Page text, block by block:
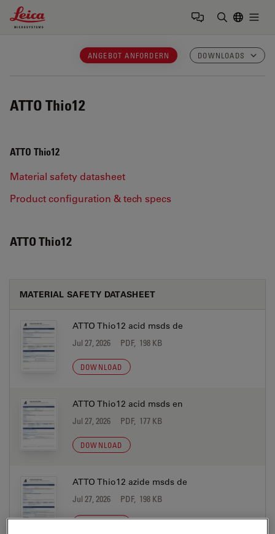
Leica Microsystems Logo
ANGEBOT ANFORDERN DOWNLOADS
ATTO Thio12
ATTO Thio12
Material safety datasheet
Product configuration & tech specs
ATTO Thio12
MATERIAL SAFETY DATASHEET
ATTO Thio12 acid msds de
Jul 27, 2026 PDF, 198 KB
DOWNLOAD
ATTO Thio12 acid msds en
Jul 27, 2026 PDF, 177 KB
DOWNLOAD
ATTO Thio12 azide msds de
Jul 27, 2026 PDF, 198 KB